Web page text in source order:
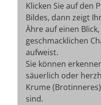
Klicken Sie auf den
Bildes, dann zeigt
Ähre auf einen
geschmacklichen
aufweist.
Sie können
säuerlich oder
Krume
sind.